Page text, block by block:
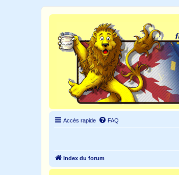
Accès rapide FAQ
Index du forum